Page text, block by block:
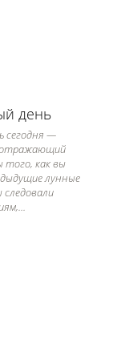
день
сегодня —
того, как вы
лунные
следовали